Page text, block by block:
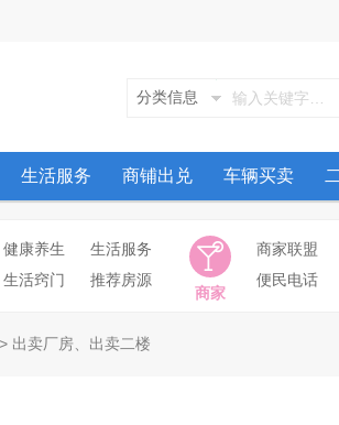
分类信息
生活服务 商铺出兑 车辆买卖
健康养生
生活服务
生活窍门 推荐房源
商家联盟
便民电话
商家
> 出卖厂房、出卖二楼